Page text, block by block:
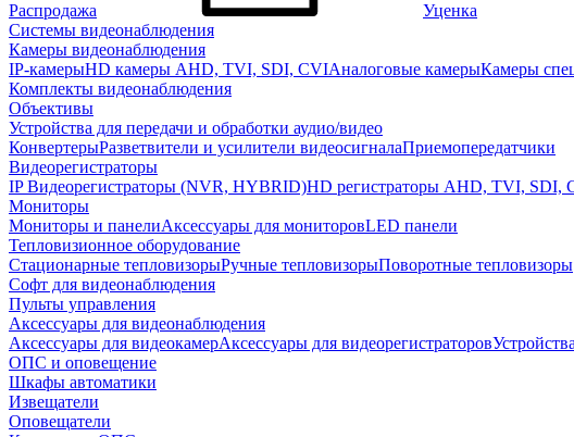
Распродажа
Уценка
Системы видеонаблюдения
Камеры видеонаблюдения
IP-камерыHD камеры AHD, TVI, SDI, CVIАналоговые камерыКамеры
Комплекты видеонаблюдения
Объективы
Устройства для передачи и обработки аудио/видео
КонвертерыРазветвители и усилители видеосигналаПриемопередатчики
Видеорегистраторы
IP Видеорегистраторы (NVR, HYBRID)HD регистраторы AHD, TVI, SDI,
Мониторы
Мониторы и панелиАксессуары для мониторовLED панели
Тепловизионное оборудование
Стационарные тепловизорыРучные тепловизорыПоворотные тепловизоры
Софт для видеонаблюдения
Пульты управления
Аксессуары для видеонаблюдения
Аксессуары для видеокамерАксессуары для видеорегистраторов
ОПС и оповещение
Шкафы автоматики
Извещатели
Оповещатели